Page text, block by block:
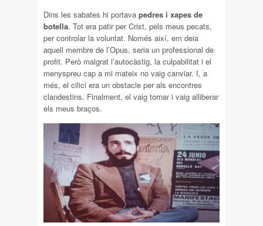
Dins les sabates hi portava pedres i xapes de
botella. Tot era patir per Crist, pels meus pecats,
per controlar la voluntat. Només així, em deia
aquell membre de l’Opus, seria un professional de
profit. Però malgrat l’autocàstig, la culpabilitat i el
menyspreu cap a mi mateix no vaig canviar. I, a
més, el cilici era un obstacle per als encontres
clandestins. Finalment, el vaig tornar i vaig alliberar
els meus braços.